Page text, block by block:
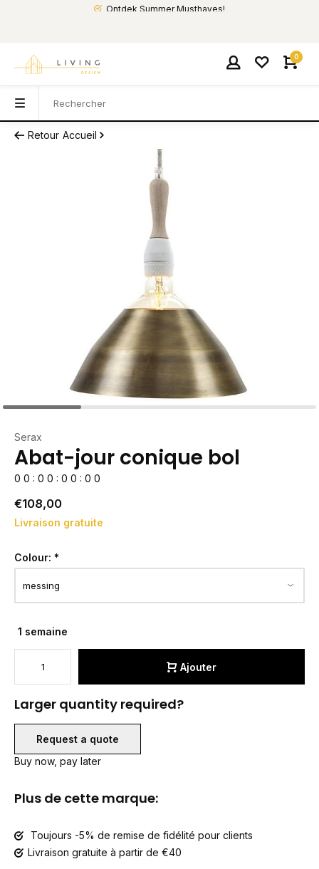
Ontdek Summer Musthaves!
0
Retour Accueil
Serax
Abat-jour conique bol
0 0 : 0 0 : 0 0 : 0 0
€108,00
Livraison gratuite
Colour: *
1 semaine
Ajouter
Larger quantity required?
Request a quote
Buy now, pay later
Plus de cette marque:
Toujours -5% de remise de fidélité pour clients
Livraison gratuite à partir de €40